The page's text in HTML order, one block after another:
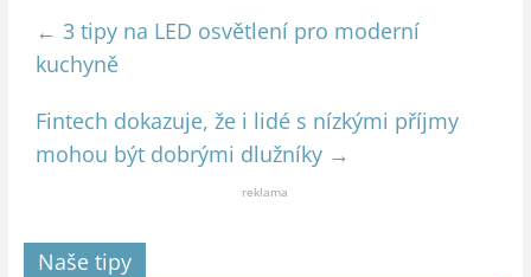
← 3 tipy na LED osvětlení pro moderní
kuchyně
Fintech dokazuje, že i lidé s nízkými příjmy
mohou být dobrými dlužníky →
reklama
Naše tipy